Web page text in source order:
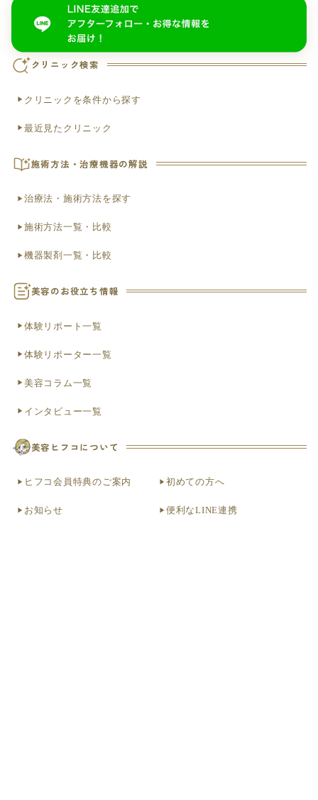
クリニック検索
クリニックを条件から探す
最近見たクリニック
施術方法・治療機器の解説
治療法・施術方法を探す
施術方法一覧・比較
機器製剤一覧・比較
美容のお役立ち情報
体験リポート一覧
体験リポーター一覧
美容コラム一覧
インタビュー一覧
美容ヒフコについて
ヒフコ会員特典のご案内
お知らせ
初めての方へ
便利なLINE連携